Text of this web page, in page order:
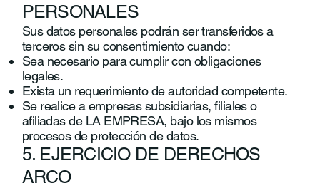
PERSONALES
Sus datos personales podrán ser transferidos a
terceros sin su consentimiento cuando:
Sea necesario para cumplir con obligaciones
legales.
Exista un requerimiento de autoridad competente.
Se realice a empresas subsidiarias, filiales o
afiliadas de LA EMPRESA, bajo los mismos
procesos de protección de datos.
5. EJERCICIO DE DERECHOS
ARCO